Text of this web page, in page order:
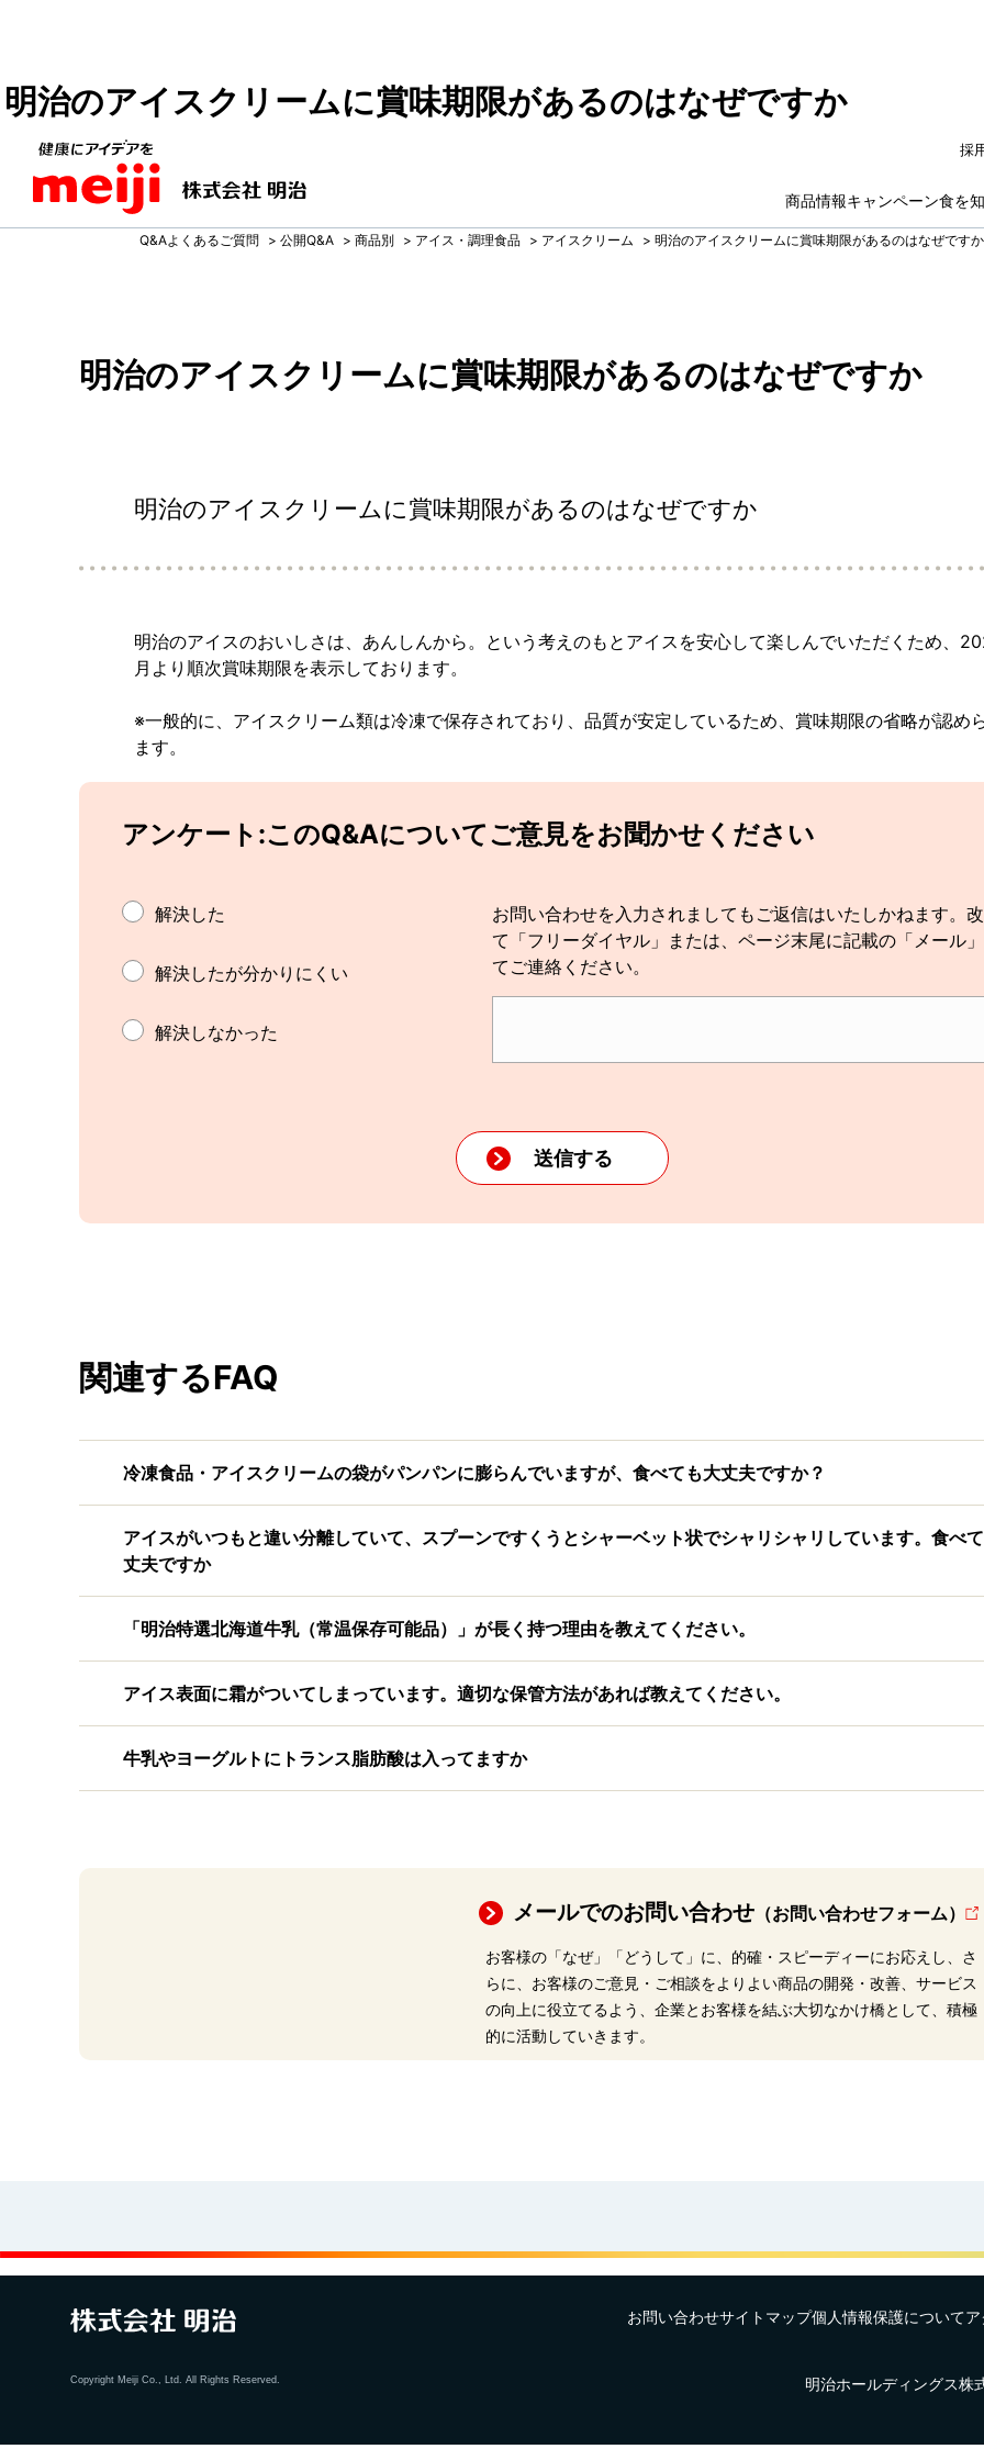
明治のアイスクリームに賞味期限があるのはなぜですか
商品情報キャンペーン食を
採
Q&Aよくあるご質問 > 公開Q&A > 商品別 > アイス・調理食品 > アイスクリーム > 明治のアイスクリームに賞味期限があるのはなぜですか
明治のアイスクリームに賞味期限があるのはなぜですか
明治のアイスクリームに賞味期限があるのはなぜですか
明治のアイスのおいしさは、あんしんから。という考えのもとアイスを安心して楽しんでいただくため、
月より順次賞味期限を表示しております。
※一般的に、アイスクリーム類は冷凍で保存されており、品質が安定しているため、賞味期限の省略が認め
ます。
アンケート:このQ&Aについてご意見をお聞かせください
解決した
解決したが分かりにくい
解決しなかった
お問い合わせを入力されましてもご返信はいたしかねます。
て「フリーダイヤル」または、ページ末尾に記載の「メール
てご連絡ください。
関連するFAQ
冷凍食品・アイスクリームの袋がパンパンに膨らんでいますが、食べても大丈夫ですか？
アイスがいつもと違い分離していて、スプーンですくうとシャーベット状でシャリシャリしています。食べ
丈夫ですか
「明治特選北海道牛乳（常温保存可能品）」が長く持つ理由を教えてください。
アイス表面に霜がついてしまっています。適切な保管方法があれば教えてください。
牛乳やヨーグルトにトランス脂肪酸は入ってますか
メールでのお問い合わせ（お問い合わせフォーム）
お客様の「なぜ」「どうして」に、的確・スピーディーにお応えし、さ
らに、お客様のご意見・ご相談をよりよい商品の開発・改善、サービス
の向上に役立てるよう、企業とお客様を結ぶ大切なかけ橋として、積極
的に活動していきます。
お問い合わせサイトマップ個人情報保護について
明治ホールディングス株
Copyright Meiji Co., Ltd. All Rights Reserved.